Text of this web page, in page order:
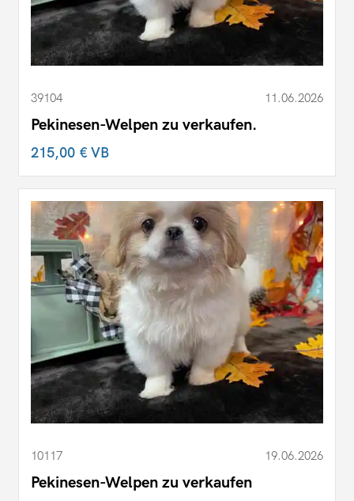
39104 11.06.2026
Pekinesen-Welpen zu verkaufen.
215,00 €VB
10117 19.06.2026
Pekinesen-Welpen zu verkaufen